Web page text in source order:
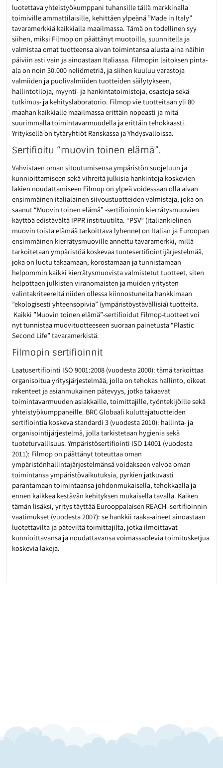
luotettava yhteistyökumppani tuhansille tällä markkinalla
toimiville ammattilaisille, kehittäen ylpeänä ”Made in Italy”
tavaramerkkiä kaikkialla maailmassa. Tämä on todellinen syy
siihen, miksi Filmop on päättänyt muotoilla, suunnitella ja
valmistaa omat tuotteensa aivan toimintansa alusta aina näihin
päiviin asti vain ja ainoastaan Italiassa. Filmopin laitoksen pinta-
ala on noin 30.000 neliömetriä, ja siihen kuuluu varastoja
valmiiden ja puolivalmiiden tuotteiden säilytykseen,
hallintotiloja, myynti- ja hankintatoimistoja, osastoja sekä
tutkimus- ja kehityslaboratorio. Filmop vie tuotteitaan yli 80
maahan kaikkialle maailmassa erittäin nopeasti ja mitä
suurimmalla toimintavarmuudella ja erittäin tehokkaasti.
Yrityksellä on tytäryhtiöt Ranskassa ja Yhdysvalloissa.
Sertifioitu “muovin toinen elämä”.
Vahvistaen oman sitoutumisensa ympäristön suojeluun ja
kunnioittamiseen sekä vihreitä julkisia hankintoja koskevien
lakien noudattamiseen Filmop on ylpeä voidessaan olla aivan
ensimmäinen italialainen siivoustuotteiden valmistaja, joka on
saanut “Muovin toinen elämä” -sertifioinnin kierrätysmuovien
käyttöä edistävältä IPPR instituutilta. “PSV” (italiankielinen
muovin toista elämää tarkoittava lyhenne) on Italian ja Euroopan
ensimmäinen kierrätysmuoville annettu tavaramerkki, millä
tarkoitetaan ympäristöä koskevaa tuotesertifiointijärjestelmää,
joka on luotu takaamaan, korostamaan ja tunnistamaan
helpommin kaikki kierrätysmuovista valmistetut tuotteet, siten
helpottaen julkisten viranomaisten ja muiden yritysten
valintakriteereitä niiden ollessa kiinnostuneita hankkimaan
”ekologisesti yhteensopivia” (ympäristöystävällisiä) tuotteita.
Kaikki ”Muovin toinen elämä”-sertifioidut Filmop-tuotteet voi
nyt tunnistaa muovituotteeseen suoraan painetusta “Plastic
Second Life” tavaramerkistä.
Filmopin sertifioinnit
Laatusertifiointi ISO 9001:2008 (vuodesta 2000): tämä tarkoittaa
organisoitua yritysjärjestelmää, jolla on tehokas hallinto, oikeat
rakenteet ja asianmukainen pätevyys, jotka takaavat
toimintavarmuuden asiakkaille, toimittajille, työntekijöille sekä
yhteistyökumppaneille. BRC Globaali kuluttajatuotteiden
sertifiointia koskeva standardi 3 (vuodesta 2010): hallinta- ja
organisointijärjestelmä, jolla tarkistetaan hygienia sekä
tuoteturvallisuus. Ympäristösertifiointi ISO 14001 (vuodesta
2011): Filmop on päättänyt toteuttaa oman
ympäristönhallintajärjestelmänsä voidakseen valvoa oman
toimintansa ympäristövaikutuksia, pyrkien jatkuvasti
parantamaan toimintaansa johdonmukaisella, tehokkaalla ja
ennen kaikkea kestävän kehityksen mukaisella tavalla. Kaiken
tämän lisäksi, yritys täyttää Eurooppalaisen REACH -sertifioinnin
vaatimukset (vuodesta 2007): se hankkii raaka-aineet ainoastaan
luotettavilta ja päteviltä toimittajilta, jotka ilmoittavat
kunnioittavansa ja noudattavansa voimassaolevia toimitusketjua
koskevia lakeja.